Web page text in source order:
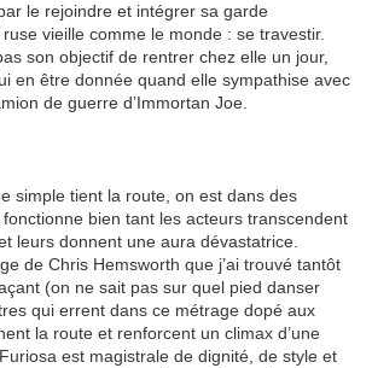
le rejoindre et intégrer sa garde
vieille comme le monde : se travestir.
son objectif de rentrer chez elle un jour,
en être donnée quand elle sympathise avec
de guerre d’Immortan Joe.
simple tient la route, on est dans des
bien tant les acteurs transcendent
leurs donnent une aura dévastatrice.
de Chris Hemsworth que j’ai trouvé tantôt
(on ne sait pas sur quel pied danser
qui errent dans ce métrage dopé aux
la route et renforcent un climax d’une
est magistrale de dignité, de style et